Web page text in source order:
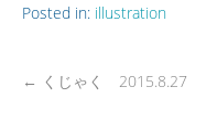
Posted in: illustration
← くじゃく 2015.8.27